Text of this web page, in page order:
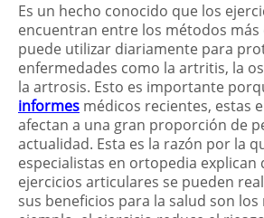
Es un hecho conocido que los
encuentran entre los métodos más
puede utilizar diariamente para
enfermedades como la artritis, la
la artrosis. Esto es importante
informes médicos recientes, estas
afectan a una gran proporción de
actualidad. Esta es la razón por la
especialistas en ortopedia explican
ejercicios articulares se pueden
sus beneficios para la salud son